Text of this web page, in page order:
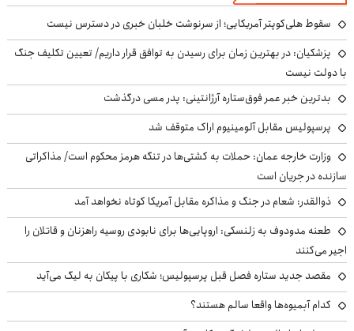
سقوط هلی‌کوپتر آمریکایی؛ از سرنوشت خلبان خبری در دسترس نیست
پزشکیان‌: در بهترین زمان برای رسیدن به توافق قرار داریم/ تعیین تکلیف جنگ
با دولت نیست
بدترین خبر عمر فوق‌ستاره آرژانتینی: پدر مسی درگذشت
پرسپولیس مقابل آلومینیوم اراک متوقف شد
وزارت خارجه عمان: حملات به کشتی‌ها در تنگه هرمز محکوم است/ مذاکراتی
سازنده در جریان است
ذوالقدر: شعام در جنگ و مذاکره مقابل آمریکا کوتاه نخواهد آمد
طعنه مدودوف به زلنسکی: اروپایی‌ها برای نابودی روسیه راهزنان و قاتلان را
اجیر می‌کنند
مقصد جدید ستاره فصل قبل پرسپولیس؛ شکاری با پیکان به لیگ می‌آید
کدام آبمیوه‌ها واقعا سالم هستند؟